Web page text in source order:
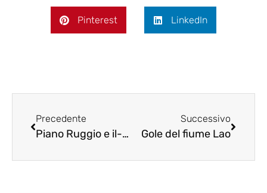
Pinterest LinkedIn
Precedente
Piano Ruggio e il-belvedere del malvento
Successivo
Gole del fiume Lao